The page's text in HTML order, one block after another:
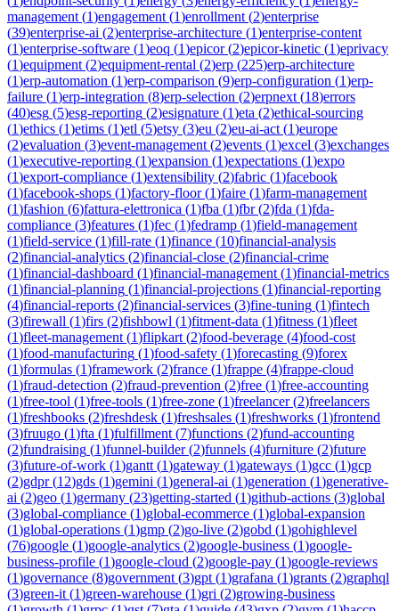
management (1)engagement (1)enrollment (2)enterprise
(39)enterprise-ai (2)enterprise-architecture (1)enterprise-content
(1)enterprise-software (1)eoq (1)epicor(2)epicor-kinetic (1)eprivacy
(1)equipment (2)equipment-rental (2)erp (225)erp-architecture
(1)erp-automation (1)erp-comparison (9)erp-configuration (1)erp-
failure (1)erp-integration (8)erp-selection (2)erpnext (18)errors
(40)esg (5)esg-reporting (2)esignature (1)eta (2)ethical-sourcing
(1)ethics (1)etims (1)etl (5)etsy (3)eu (2)eu-ai-act (1)europe
(2)evaluation (3)event-management (2)events (1)excel (3)exchanges
(1)executive-reporting (1)expansion (1)expectations (1)expo
(1)export-compliance (1)extensibility (2)fabric (1)facebook
(1)facebook-shops (1)factory-floor(1)faire (1)farm-management
(1)fashion (6)fattura-elettronica (1)fba (1)fbr(2)fda (1)fda-
compliance (3)features (1)fec (1)fedramp (1)field-management
(1)field-service (1)fill-rate (1)finance (10)financial-analysis
(2)financial-analytics (2)financial-close (2)financial-crime
(1)financial-dashboard (1)financial-management (1)financial-metrics
(1)financial-planning (1)financial-projections (1)financial-reporting
(4)financial-reports (2)financial-services (3)fine-tuning (1)fintech
(3)firewall (1)firs (2)fishbowl (1)fitment-data (1)fitness (1)fleet
(1)fleet-management (1)flipkart (2)food-beverage (4)food-cost
(1)food-manufacturing (1)food-safety (1)forecasting (9)forex
(1)formulas (1)framework (2)france (1)frappe (4)frappe-cloud
(1)fraud-detection (2)fraud-prevention (2)free (1)free-accounting
(1)free-tool (1)free-tools (1)free-zone (1)freelancer(2)freelancers
(1)freshbooks (2)freshdesk (1)freshsales (1)freshworks (1)frontend
(3)fruugo (1)fta (1)fulfillment (7)functions (2)fund-accounting
(2)fundraising (1)funnel-builder(2)funnels (4)furniture (2)future
(3)future-of-work (1)gantt (1)gateway (1)gateways (1)gcc (1)gcp
(2)gdpr(12)gds (1)gemini (1)general-ai (1)generation (1)generative-
ai (2)geo (1)germany (23)getting-started (1)github-actions (3)global
(3)global-compliance (1)global-ecommerce (1)global-expansion
(1)global-operations (1)gmp (2)go-live (2)gobd (1)gohighlevel
(76)google (1)google-analytics (2)google-business (1)google-
business-profile (1)google-cloud (2)google-pay (1)google-reviews
(1)governance (8)government (3)gpt (1)grafana (1)grants (2)graphql
(3)green-it (1)green-warehouse (1)gri (2)growing-business